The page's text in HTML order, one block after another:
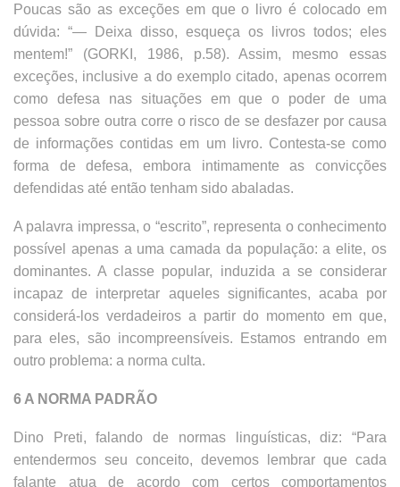
Poucas são as exceções em que o livro é colocado em
dúvida: “— Deixa disso, esqueça os livros todos; eles
mentem!” (GORKI, 1986, p.58). Assim, mesmo essas
exceções, inclusive a do exemplo citado, apenas ocorrem
como defesa nas situações em que o poder de uma
pessoa sobre outra corre o risco de se desfazer por causa
de informações contidas em um livro. Contesta-se como
forma de defesa, embora intimamente as convicções
defendidas até então tenham sido abaladas.
A palavra impressa, o “escrito”, representa o conhecimento
possível apenas a uma camada da população: a elite, os
dominantes. A classe popular, induzida a se considerar
incapaz de interpretar aqueles significantes, acaba por
considerá-los verdadeiros a partir do momento em que,
para eles, são incompreensíveis. Estamos entrando em
outro problema: a norma culta.
6 A NORMA PADRÃO
Dino Preti, falando de normas linguísticas, diz: “Para
entendermos seu conceito, devemos lembrar que cada
falante atua de acordo com certos comportamentos